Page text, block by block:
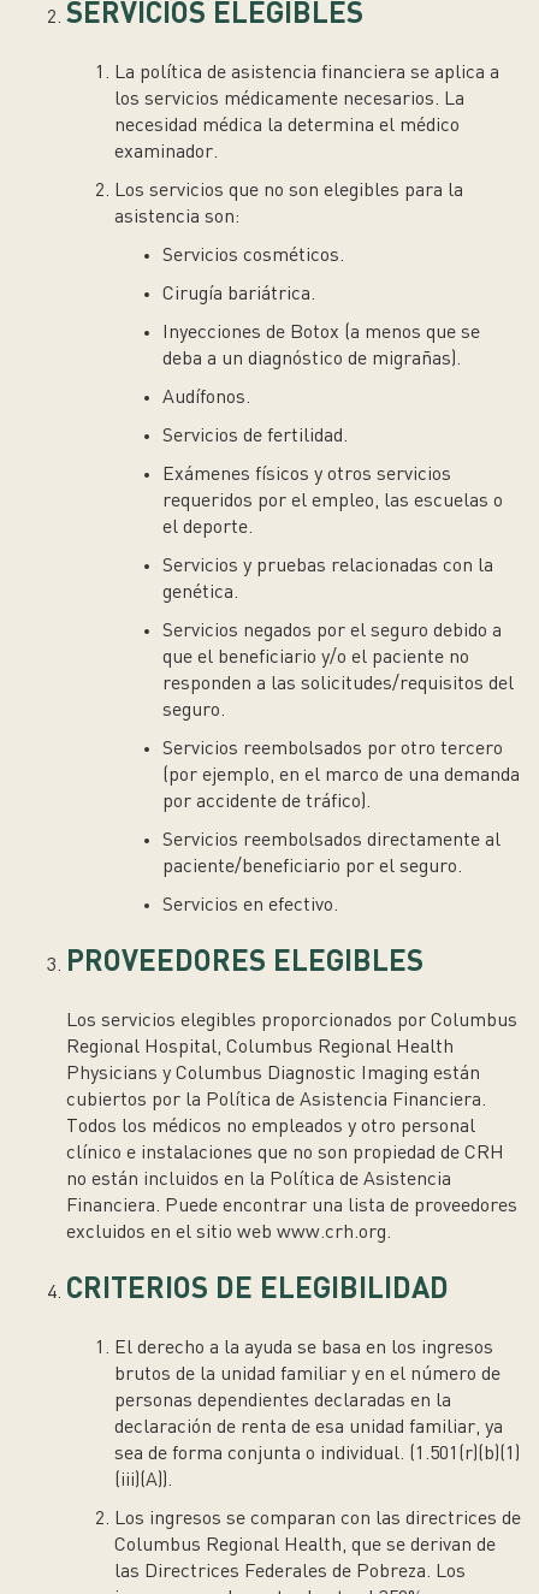
SERVICIOS ELEGIBLES
La política de asistencia financiera se aplica a
los servicios médicamente necesarios. La
necesidad médica la determina el médico
examinador.
Los servicios que no son elegibles para la
asistencia son:
Servicios cosméticos.
Cirugía bariátrica.
Inyecciones de Botox (a menos que se
deba a un diagnóstico de migrañas).
Audífonos.
Servicios de fertilidad.
Exámenes físicos y otros servicios
requeridos por el empleo, las escuelas o
el deporte.
Servicios y pruebas relacionadas con la
genética.
Servicios negados por el seguro debido a
que el beneficiario y/o el paciente no
responden a las solicitudes/requisitos del
seguro.
Servicios reembolsados por otro tercero
(por ejemplo, en el marco de una demanda
por accidente de tráfico).
Servicios reembolsados directamente al
paciente/beneficiario por el seguro.
Servicios en efectivo.
PROVEEDORES ELEGIBLES
Los servicios elegibles proporcionados por Columbus
Regional Hospital, Columbus Regional Health
Physicians y Columbus Diagnostic Imaging están
cubiertos por la Política de Asistencia Financiera.
Todos los médicos no empleados y otro personal
clínico e instalaciones que no son propiedad de CRH
no están incluidos en la Política de Asistencia
Financiera. Puede encontrar una lista de proveedores
excluidos en el sitio web www.crh.org.
CRITERIOS DE ELEGIBILIDAD
El derecho a la ayuda se basa en los ingresos
brutos de la unidad familiar y en el número de
personas dependientes declaradas en la
declaración de renta de esa unidad familiar, ya
sea de forma conjunta o individual. (1.501(r)(b)(1)
(iii)(A)).
Los ingresos se comparan con las directrices de
Columbus Regional Health, que se derivan de
las Directrices Federales de Pobreza. Los